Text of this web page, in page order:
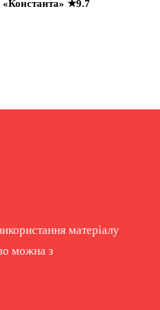
«Константа» ★9.7
матеріалу
можна з